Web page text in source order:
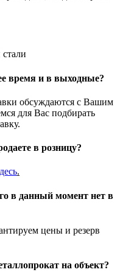
время и в выходные?
обсуждаются с Вашим
для Вас подбирать
в розницу?
.
в данный момент нет в
цены и резерв
на объект?